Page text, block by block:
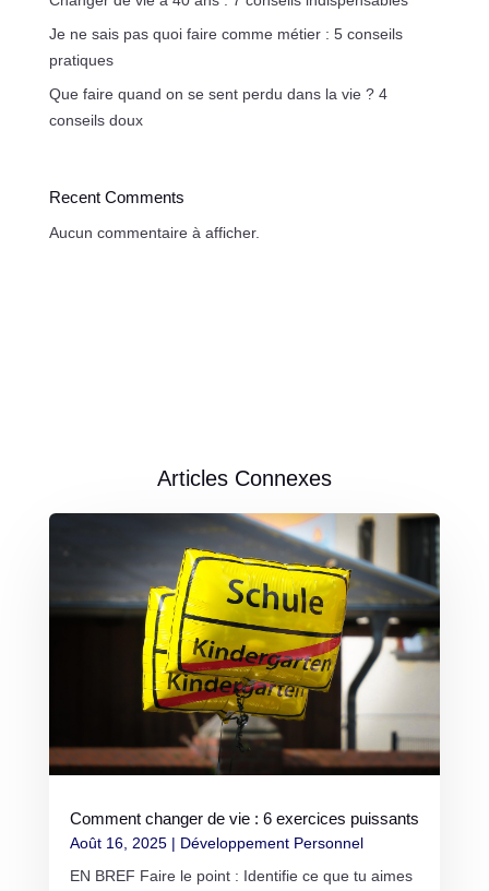
Je ne sais pas quoi faire comme métier : 5 conseils
pratiques
Que faire quand on se sent perdu dans la vie ? 4
conseils doux
Recent Comments
Aucun commentaire à afficher.
Articles Connexes
Comment changer de vie : 6 exercices puissants
Août 16, 2025| Développement Personnel
EN BREF Faire le point : Identifie ce que tu aimes